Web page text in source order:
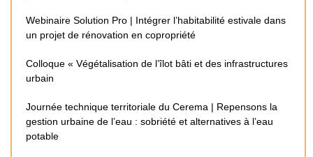
Webinaire Solution Pro | Intégrer l’habitabilité estivale dans
un projet de rénovation en copropriété
Colloque « Végétalisation de l’îlot bâti et des infrastructures
urbain
Journée technique territoriale du Cerema | Repensons la
gestion urbaine de l’eau : sobriété et alternatives à l’eau
potable